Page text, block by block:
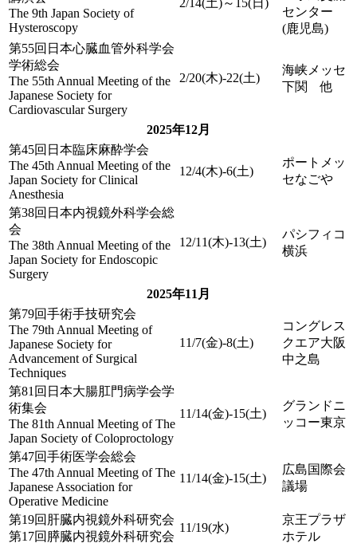
The 9th Japan Society of
Hysteroscopy
2/14(土)～15(日)
センター
(鹿児島)
第55回日本心臓血管外科学会
学術総会
The 55th Annual Meeting of the
Japanese Society for
Cardiovascular Surgery
2/20(木)-22(土)
海峡メッセ
下関 他
2025年12月
第45回日本臨床麻酔学会
The 45th Annual Meeting of the
Japan Society for Clinical
Anesthesia
12/4(木)-6(土)
ポートメッ
セなごや
第38回日本内視鏡外科学会総
会
The 38th Annual Meeting of the
Japan Society for Endoscopic
Surgery
12/11(木)-13(土)
パシフィコ
横浜
2025年11月
第79回手術手技研究会
The 79th Annual Meeting of
Japanese Society for
Advancement of Surgical
Techniques
11/7(金)-8(土)
コングレス
クエア大阪
中之島
第81回日本大腸肛門病学会学
術集会
The 81th Annual Meeting of The
Japan Society of Coloproctology
11/14(金)-15(土)
グランドニ
ッコー東京
第47回手術医学会総会
The 47th Annual Meeting of The
Japanese Association for
Operative Medicine
11/14(金)-15(土)
広島国際会
議場
第19回肝臓内視鏡外科研究会
第17回膵臓内視鏡外科研究会
11/19(水)
京王プラザ
ホテル